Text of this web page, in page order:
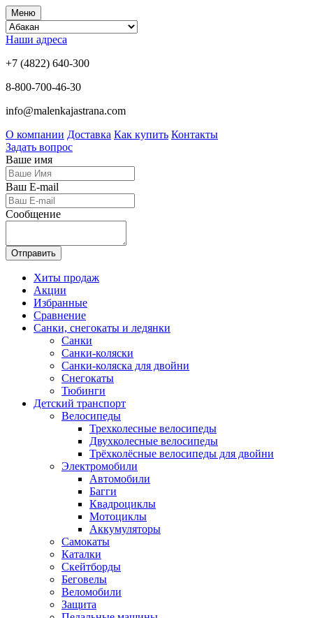
Меню
Наши адреса
+7 (4822) 640-300
8-800-700-46-30
info@malenkajastrana.com
О компании Доставка Как купить Контакты
Задать вопрос
Ваше имя
Ваш E-mail
Сообщение
Отправить
Хиты продаж
Акции
Избранные
Сравнение
Санки, снегокаты и ледянки
Санки
Санки-коляски
Санки-коляска для двойни
Снегокаты
Тюбинги
Детский транспорт
Велосипеды
Трехколесные велосипеды
Двухколесные велосипеды
Трёхколёсные велосипеды для двойни
Электромобили
Автомобили
Багги
Квадроциклы
Мотоциклы
Аккумуляторы
Самокаты
Каталки
Скейтборды
Беговелы
Веломобили
Защита